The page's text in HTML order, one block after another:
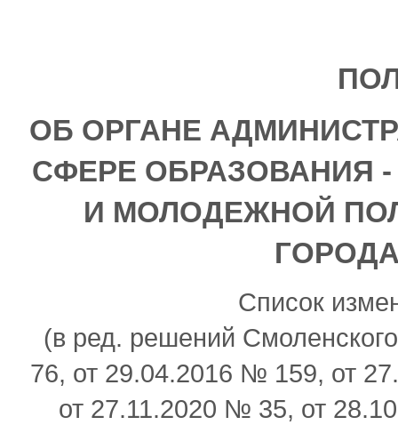
ОБ ОРГАНЕ
СФЕРЕ ОБРАЗОВАНИЯ
И МОЛОДЕЖНОЙ
Список
(в ред. решений
76, от 29.04.2016 № 159, от
от 27.11.2020 № 35, от